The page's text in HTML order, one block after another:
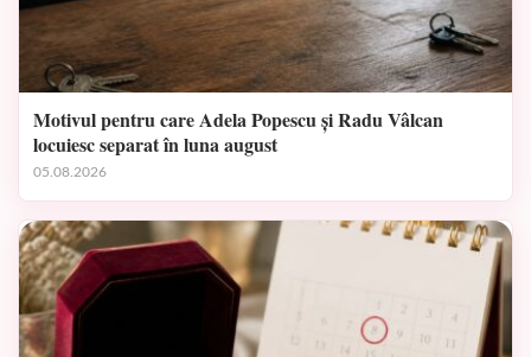
Motivul pentru care Adela Popescu și Radu Vâlcan
locuiesc separat în luna august
05.08.2026